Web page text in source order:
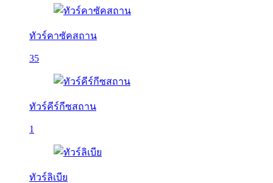
ทัวร์คาซัคสถาน
35
ทัวร์คีร์กีซสถาน
1
ทัวร์ลิเบีย